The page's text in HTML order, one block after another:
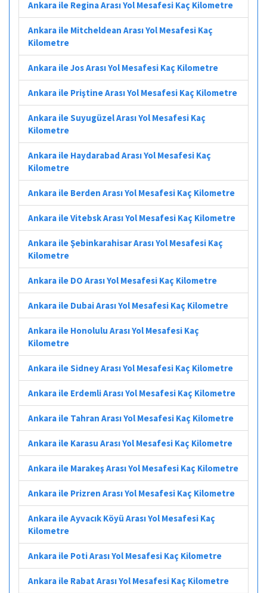
Ankara ile Regina Arası Yol Mesafesi Kaç Kilometre
Ankara ile Mitcheldean Arası Yol Mesafesi Kaç
Kilometre
Ankara ile Jos Arası Yol Mesafesi Kaç Kilometre
Ankara ile Priştine Arası Yol Mesafesi Kaç Kilometre
Ankara ile Suyugüzel Arası Yol Mesafesi Kaç
Kilometre
Ankara ile Haydarabad Arası Yol Mesafesi Kaç
Kilometre
Ankara ile Berden Arası Yol Mesafesi Kaç Kilometre
Ankara ile Vitebsk Arası Yol Mesafesi Kaç Kilometre
Ankara ile Şebinkarahisar Arası Yol Mesafesi Kaç
Kilometre
Ankara ile DO Arası Yol Mesafesi Kaç Kilometre
Ankara ile Dubai Arası Yol Mesafesi Kaç Kilometre
Ankara ile Honolulu Arası Yol Mesafesi Kaç
Kilometre
Ankara ile Sidney Arası Yol Mesafesi Kaç Kilometre
Ankara ile Erdemli Arası Yol Mesafesi Kaç Kilometre
Ankara ile Tahran Arası Yol Mesafesi Kaç Kilometre
Ankara ile Karasu Arası Yol Mesafesi Kaç Kilometre
Ankara ile Marakeş Arası Yol Mesafesi Kaç Kilometre
Ankara ile Prizren Arası Yol Mesafesi Kaç Kilometre
Ankara ile Ayvacık Köyü Arası Yol Mesafesi Kaç
Kilometre
Ankara ile Poti Arası Yol Mesafesi Kaç Kilometre
Ankara ile Rabat Arası Yol Mesafesi Kaç Kilometre